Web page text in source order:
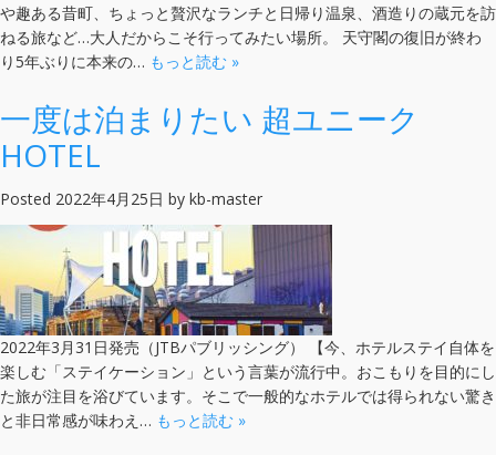
や趣ある昔町、ちょっと贅沢なランチと日帰り温泉、酒造りの蔵元を訪
ねる旅など…大人だからこそ行ってみたい場所。 天守閣の復旧が終わ
り5年ぶりに本来の… もっと読む »
一度は泊まりたい 超ユニーク
HOTEL
Posted 2022年4月25日 by kb-master
2022年3月31日発売（JTBパブリッシング） 【今、ホテルステイ自体を
楽しむ「ステイケーション」という言葉が流行中。おこもりを目的にし
た旅が注目を浴びています。そこで一般的なホテルでは得られない驚き
と非日常感が味わえ… もっと読む »